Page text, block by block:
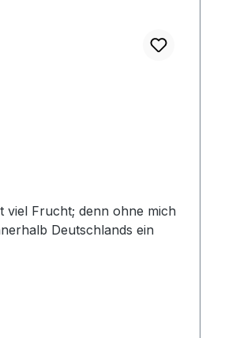
Deutschlands ein